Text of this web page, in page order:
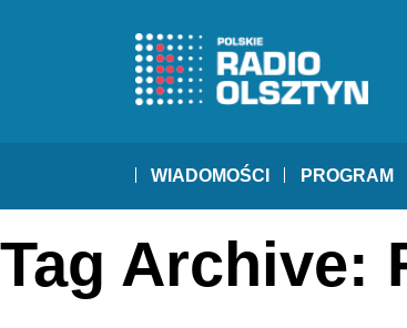
WIADOMOŚCI PROGRAM
Tag Archive: